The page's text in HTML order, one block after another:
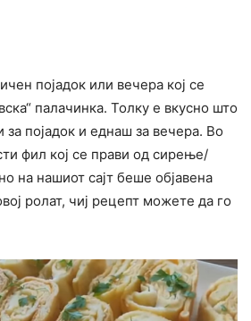
појадок или вечера кој се
палачинка. Толку е вкусно што
за појадок и еднаш за вечера. Во
фил кој се прави од сирење/
на нашиот сајт беше објавена
ролат, чиј рецепт можете да го